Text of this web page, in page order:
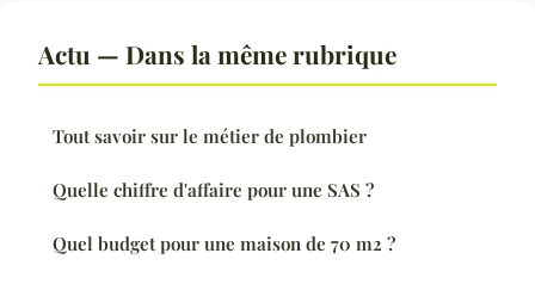
Actu — Dans la même rubrique
Tout savoir sur le métier de plombier
Quelle chiffre d'affaire pour une SAS ?
Quel budget pour une maison de 70 m2 ?